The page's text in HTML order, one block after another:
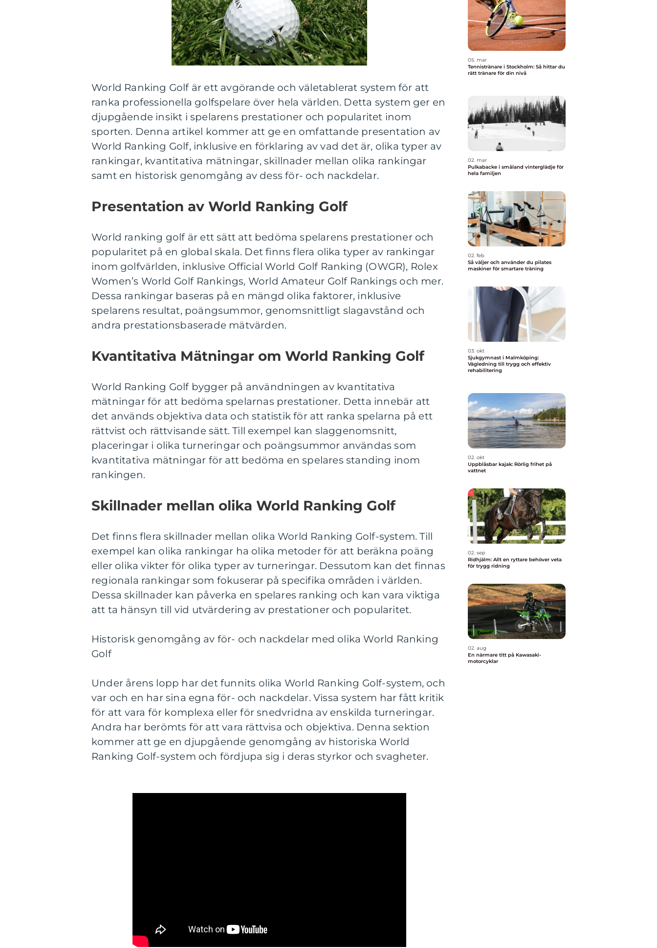
World Ranking Golf är ett avgörande och väletablerat system för att
ranka professionella golfspelare över hela världen. Detta system ger en
djupgående insikt i spelarens prestationer och popularitet inom
sporten. Denna artikel kommer att ge en omfattande presentation av
World Ranking Golf, inklusive en förklaring av vad det är, olika typer av
rankingar, kvantitativa mätningar, skillnader mellan olika rankingar
samt en historisk genomgång av dess för- och nackdelar.
Presentation av World Ranking Golf
World ranking golf är ett sätt att bedöma spelarens prestationer och
popularitet på en global skala. Det finns flera olika typer av rankingar
inom golfvärlden, inklusive Official World Golf Ranking (OWGR), Rolex
Women’s World Golf Rankings, World Amateur Golf Rankings och mer.
Dessa rankingar baseras på en mängd olika faktorer, inklusive
spelarens resultat, poängsummor, genomsnittligt slagavstånd och
andra prestationsbaserade mätvärden.
Kvantitativa Mätningar om World Ranking Golf
World Ranking Golf bygger på användningen av kvantitativa
mätningar för att bedöma spelarnas prestationer. Detta innebär att
det används objektiva data och statistik för att ranka spelarna på ett
rättvist och rättvisande sätt. Till exempel kan slaggenomsnitt,
placeringar i olika turneringar och poängsummor användas som
kvantitativa mätningar för att bedöma en spelares standing inom
rankingen.
Skillnader mellan olika World Ranking Golf
Det finns flera skillnader mellan olika World Ranking Golf-system. Till
exempel kan olika rankingar ha olika metoder för att beräkna poäng
eller olika vikter för olika typer av turneringar. Dessutom kan det finnas
regionala rankingar som fokuserar på specifika områden i världen.
Dessa skillnader kan påverka en spelares ranking och kan vara viktiga
att ta hänsyn till vid utvärdering av prestationer och popularitet.
Historisk genomgång av för- och nackdelar med olika World Ranking
Golf
Under årens lopp har det funnits olika World Ranking Golf-system, och
var och en har sina egna för- och nackdelar. Vissa system har fått kritik
för att vara för komplexa eller för snedvridna av enskilda turneringar.
Andra har berömts för att vara rättvisa och objektiva. Denna sektion
kommer att ge en djupgående genomgång av historiska World
Ranking Golf-system och fördjupa sig i deras styrkor och svagheter.
05. mar
Tennistränare i Stockholm: Så hittar du
rätt tränare för din nivå
02. mar
Pulkabacke i småland vinterglädje för
hela familjen
02. feb
Så väljer och använder du pilates
maskiner för smartare träning
03. okt
Sjukgymnast i Malmköping:
Vägledning till trygg och effektiv
rehabilitering
02. okt
Uppblåsbar kajak: Rörlig frihet på
vattnet
02. sep
Ridhjälm: Allt en ryttare behöver veta
för trygg ridning
02. aug
En närmare titt på Kawasaki-
motorcyklar